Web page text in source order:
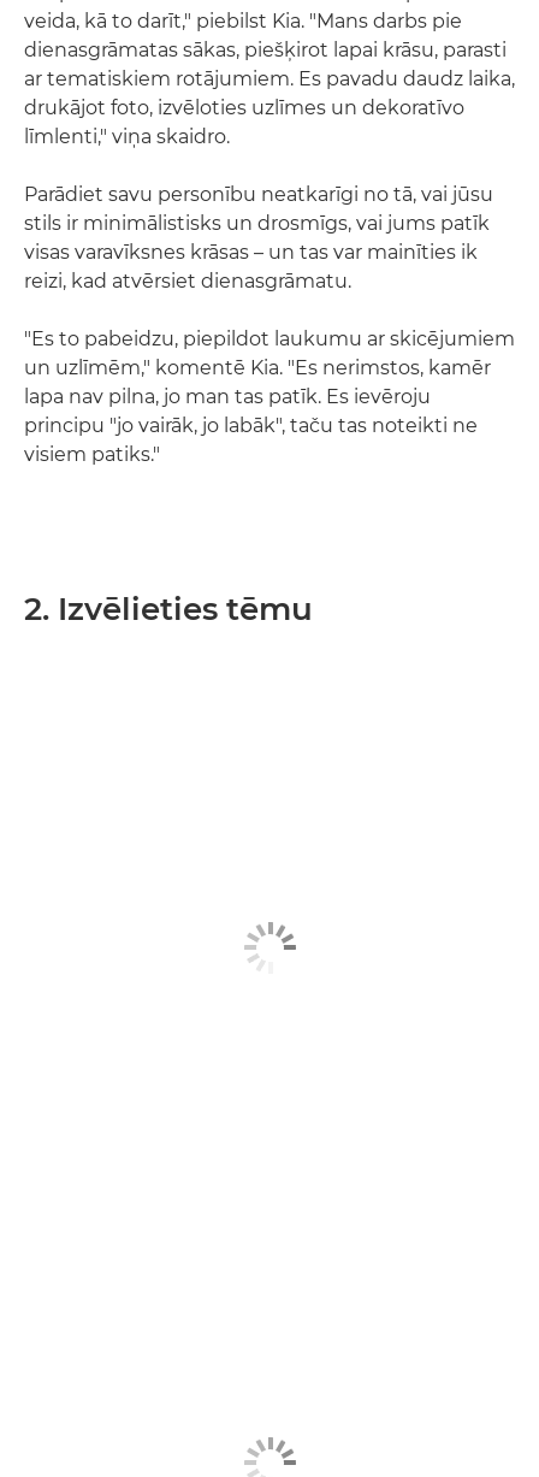
veida, kā to darīt," piebilst Kia. "Mans darbs pie
dienasgrāmatas sākas, piešķirot lapai krāsu, parasti
ar tematiskiem rotājumiem. Es pavadu daudz laika,
drukājot foto, izvēloties uzlīmes un dekoratīvo
līmlenti," viņa skaidro.
Parādiet savu personību neatkarīgi no tā, vai jūsu
stils ir minimālistisks un drosmīgs, vai jums patīk
visas varavīksnes krāsas – un tas var mainīties ik
reizi, kad atvērsiet dienasgrāmatu.
"Es to pabeidzu, piepildot laukumu ar skicējumiem
un uzlīmēm," komentē Kia. "Es nerimstos, kamēr
lapa nav pilna, jo man tas patīk. Es ievēroju
principu "jo vairāk, jo labāk", taču tas noteikti ne
visiem patiks."
2. Izvēlieties tēmu